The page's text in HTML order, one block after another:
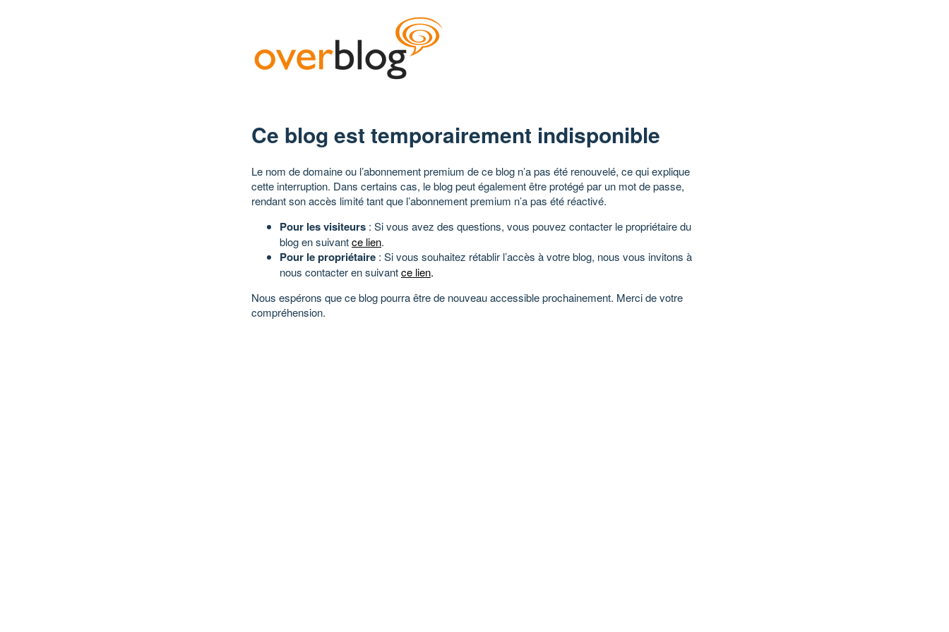
Ce blog est temporairement indisponible
Le nom de domaine ou l’abonnement premium de ce blog n’a pas été renouvelé, ce qui explique
cette interruption. Dans certains cas, le blog peut également être protégé par un mot de passe,
rendant son accès limité tant que l’abonnement premium n’a pas été réactivé.
Pour les visiteurs : Si vous avez des questions, vous pouvez contacter le propriétaire du
blog en suivantce lien.
Pour le propriétaire : Si vous souhaitez rétablir l’accès à votre blog, nous vous invitons à
nous contacter en suivantce lien.
Nous espérons que ce blog pourra être de nouveau accessible prochainement. Merci de votre
compréhension.